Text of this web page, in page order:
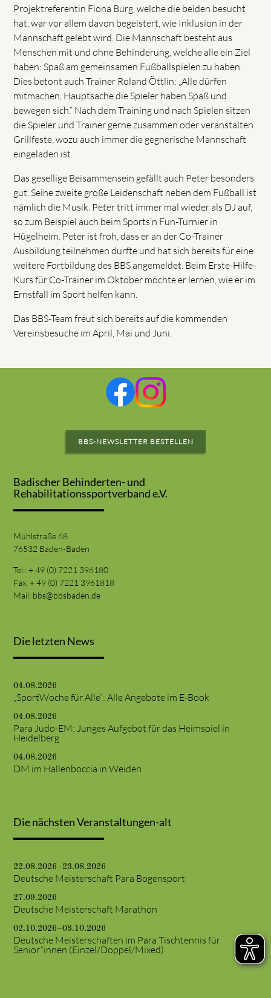
Projektreferentin Fiona Burg, welche die beiden besucht
hat, war vor allem davon begeistert, wie Inklusion in der
Mannschaft gelebt wird. Die Mannschaft besteht aus
Menschen mit und ohne Behinderung, welche alle ein Ziel
haben: Spaß am gemeinsamen Fußballspielen zu haben.
Dies betont auch Trainer Roland Öttlin: „Alle dürfen
mitmachen, Hauptsache die Spieler haben Spaß und
bewegen sich.“ Nach dem Training und nach Spielen sitzen
die Spieler und Trainer gerne zusammen oder veranstalten
Grillfeste, wozu auch immer die gegnerische Mannschaft
eingeladen ist.
Das gesellige Beisammensein gefällt auch Peter besonders
gut. Seine zweite große Leidenschaft neben dem Fußball ist
nämlich die Musik. Peter tritt immer mal wieder als DJ auf,
so zum Beispiel auch beim Sports’n Fun-Turnier in
Hügelheim. Peter ist froh, dass er an der Co-Trainer
Ausbildung teilnehmen durfte und hat sich bereits für eine
weitere Fortbildung des BBS angemeldet. Beim Erste-Hilfe-
Kurs für Co-Trainer im Oktober möchte er lernen, wie er im
Ernstfall im Sport helfen kann.
Das BBS-Team freut sich bereits auf die kommenden
Vereinsbesuche im April, Mai und Juni.
BBS-NEWSLETTER BESTELLEN
Badischer Behinderten- und
Rehabilitationssportverband e.V.
Mühlstraße 68
76532 Baden-Baden
Tel.: + 49 (0) 7221 396180
Fax: + 49 (0) 7221 3961818
Mail: bbs@bbsbaden.de
Die letzten News
04.08.2026
„SportWoche für Alle“: Alle Angebote im E-Book
04.08.2026
Para Judo-EM: Junges Aufgebot für das Heimspiel in
Heidelberg
04.08.2026
DM im Hallenboccia in Weiden
Die nächsten Veranstaltungen-alt
22.08.2026–23.08.2026
Deutsche Meisterschaft Para Bogensport
27.09.2026
Deutsche Meisterschaft Marathon
02.10.2026–03.10.2026
Deutsche Meisterschaften im Para Tischtennis für
Senior*innen (Einzel/Doppel/Mixed)